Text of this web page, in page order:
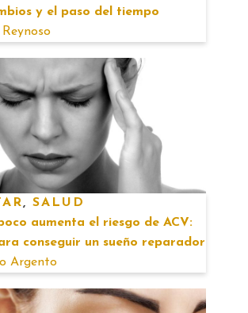
y el paso del tiempo
, SALUD
aumenta el riesgo de ACV:
conseguir un sueño reparador
Argento